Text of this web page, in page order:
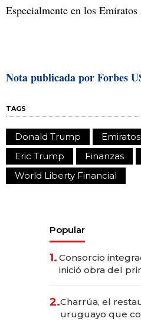
Especialmente en los
Nota publicada por Forbes
TAGS
Donald Trump
Eric Trump
Finanzas
World Liberty Financial
Popular
1. Consorcio
inició obra del
millones
2.Charrúa, el
uruguayo que